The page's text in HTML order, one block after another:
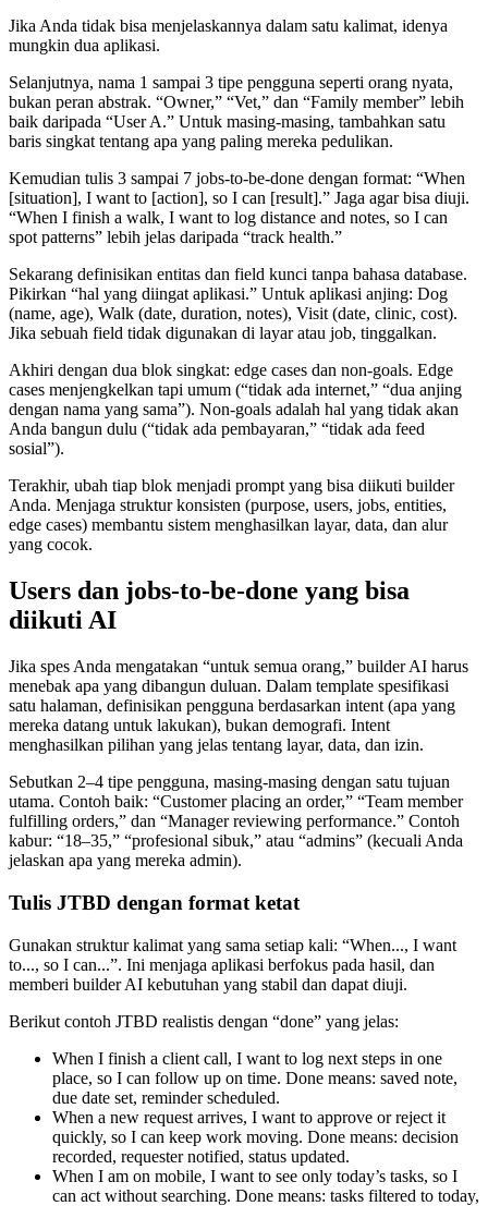
Jika Anda tidak bisa menjelaskannya dalam satu kalimat, idenya
mungkin dua aplikasi.
Selanjutnya, nama 1 sampai 3 tipe pengguna seperti orang nyata,
bukan peran abstrak. “Owner,” “Vet,” dan “Family member” lebih
baik daripada “User A.” Untuk masing-masing, tambahkan satu
baris singkat tentang apa yang paling mereka pedulikan.
Kemudian tulis 3 sampai 7 jobs-to-be-done dengan format: “When
[situation], I want to [action], so I can [result].” Jaga agar bisa diuji.
“When I finish a walk, I want to log distance and notes, so I can
spot patterns” lebih jelas daripada “track health.”
Sekarang definisikan entitas dan field kunci tanpa bahasa database.
Pikirkan “hal yang diingat aplikasi.” Untuk aplikasi anjing: Dog
(name, age), Walk (date, duration, notes), Visit (date, clinic, cost).
Jika sebuah field tidak digunakan di layar atau job, tinggalkan.
Akhiri dengan dua blok singkat: edge cases dan non-goals. Edge
cases menjengkelkan tapi umum (“tidak ada internet,” “dua anjing
dengan nama yang sama”). Non-goals adalah hal yang tidak akan
Anda bangun dulu (“tidak ada pembayaran,” “tidak ada feed
sosial”).
Terakhir, ubah tiap blok menjadi prompt yang bisa diikuti builder
Anda. Menjaga struktur konsisten (purpose, users, jobs, entities,
edge cases) membantu sistem menghasilkan layar, data, dan alur
yang cocok.
Users dan jobs-to-be-done yang bisa
diikuti AI
Jika spes Anda mengatakan “untuk semua orang,” builder AI harus
menebak apa yang dibangun duluan. Dalam template spesifikasi
satu halaman, definisikan pengguna berdasarkan intent (apa yang
mereka datang untuk lakukan), bukan demografi. Intent
menghasilkan pilihan yang jelas tentang layar, data, dan izin.
Sebutkan 2–4 tipe pengguna, masing-masing dengan satu tujuan
utama. Contoh baik: “Customer placing an order,” “Team member
fulfilling orders,” dan “Manager reviewing performance.” Contoh
kabur: “18–35,” “profesional sibuk,” atau “admins” (kecuali Anda
jelaskan apa yang mereka admin).
Tulis JTBD dengan format ketat
Gunakan struktur kalimat yang sama setiap kali: “When..., I want
to..., so I can...”. Ini menjaga aplikasi berfokus pada hasil, dan
memberi builder AI kebutuhan yang stabil dan dapat diuji.
Berikut contoh JTBD realistis dengan “done” yang jelas:
When I finish a client call, I want to log next steps in one
place, so I can follow up on time. Done means: saved note,
due date set, reminder scheduled.
When a new request arrives, I want to approve or reject it
quickly, so I can keep work moving. Done means: decision
recorded, requester notified, status updated.
When I am on mobile, I want to see only today’s tasks, so I
can act without searching. Done means: tasks filtered to today,